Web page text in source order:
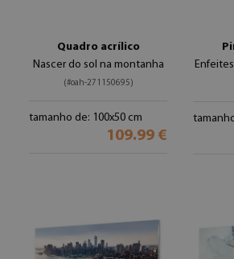
Quadro acrílico
Nascer do sol na montanha
(#oah-271150695)
tamanho de: 100x50 cm
109.99 €